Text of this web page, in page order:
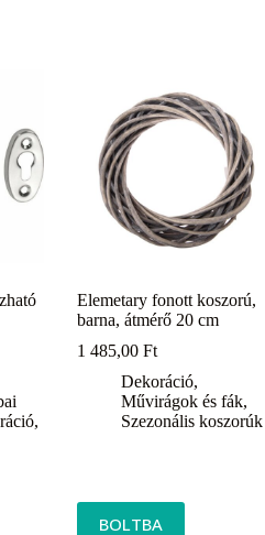
,
Elemetary fonott koszorú,
barna, átmérő 20 cm
1 485,00Ft
Dekoráció,
Művirágok és fák,
Szezonális koszorúk
BOLTBA